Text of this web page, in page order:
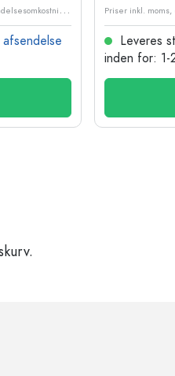
P
riser inkl. moms, eksklusive forsendelsesomkostninger
Leveres
inden for: 1-